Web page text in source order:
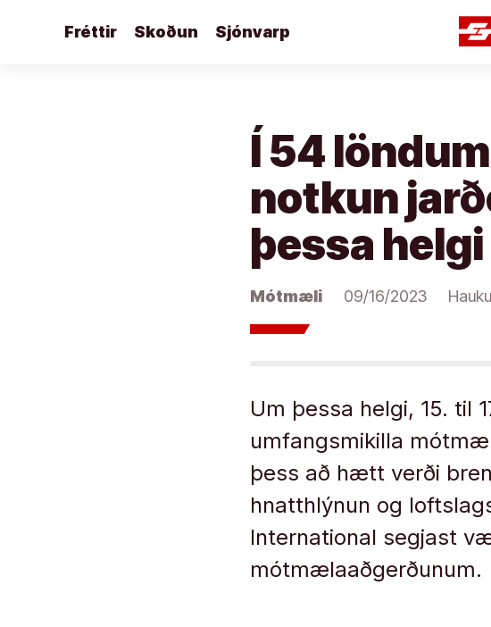
Fréttir Skoðun Sjónvarp
Í 54
notkun
þessa helgi
Mótmæli 09/16/2023
Um þessa helgi, 15. til
umfangsmikilla
þess að hætt verði
hnatthlýnun og
International segjast
mótmælaaðgerðunum.